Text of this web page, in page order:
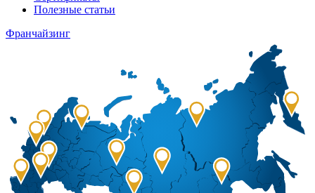
Полезные статьи
Франчайзинг